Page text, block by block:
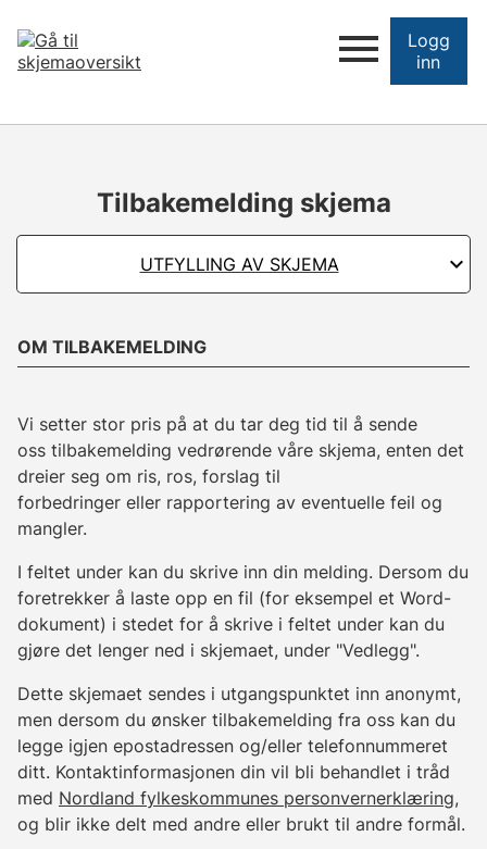
Logg
inn
Tilbakemelding skjema
UTFYLLING AV SKJEMA
OM TILBAKEMELDING
Vi setter stor pris på at du tar deg tid til å sende
oss tilbakemelding vedrørende våre skjema, enten det
dreier seg om ris, ros, forslag til
forbedringer eller rapportering av eventuelle feil og
mangler.
I feltet under kan du skrive inn din melding. Dersom du
foretrekker å laste opp en fil (for eksempel et Word-
dokument) i stedet for å skrive i feltet under kan du
gjøre det lenger ned i skjemaet, under "Vedlegg".
Dette skjemaet sendes i utgangspunktet inn anonymt,
men dersom du ønsker tilbakemelding fra oss kan du
legge igjen epostadressen og/eller telefonnummeret
ditt. Kontaktinformasjonen din vil bli behandlet i tråd
med Nordland fylkeskommunes personvernerklæring,
og blir ikke delt med andre eller brukt til andre formål.